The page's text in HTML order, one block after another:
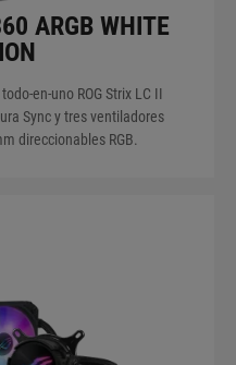
ARGB WHITE
en-uno ROG Strix LC II
Sync y tres ventiladores
direccionables RGB.